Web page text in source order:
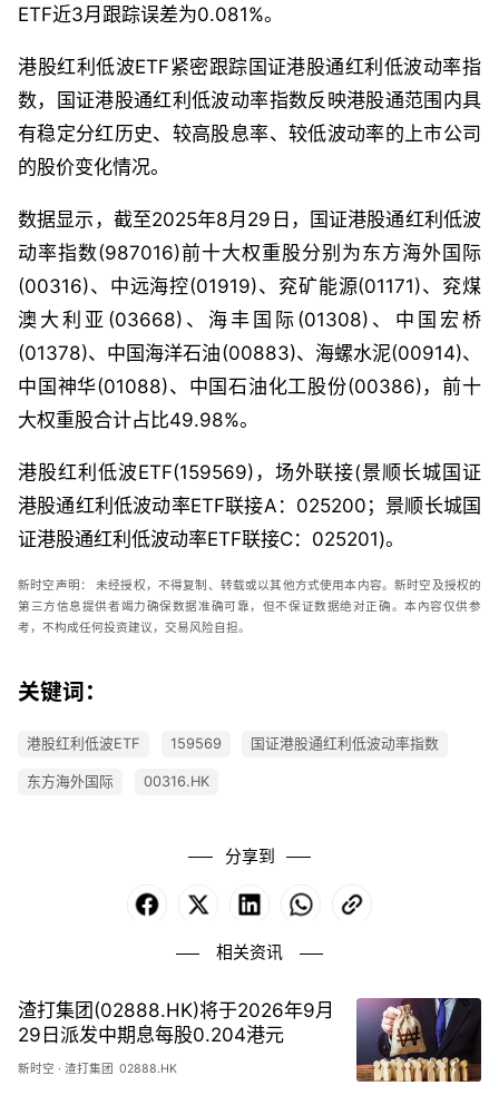
ETF近3月跟踪误差为0.081%。
港股红利低波ETF紧密跟踪国证港股通红利低波动率指
数，国证港股通红利低波动率指数反映港股通范围内具
有稳定分红历史、较高股息率、较低波动率的上市公司
的股价变化情况。
数据显示，截至2025年8月29日，国证港股通红利低波
动率指数(987016)前十大权重股分别为东方海外国际
(00316)、中远海控(01919)、兖矿能源(01171)、兖煤
澳大利亚(03668)、海丰国际(01308)、中国宏桥
(01378)、中国海洋石油(00883)、海螺水泥(00914)、
中国神华(01088)、中国石油化工股份(00386)，前十
大权重股合计占比49.98%。
港股红利低波ETF(159569)，场外联接(景顺长城国证
港股通红利低波动率ETF联接A：025200；景顺长城国
证港股通红利低波动率ETF联接C：025201)。
新时空声明：
未经授权，不得复制、转载或以其他方式使用本内容。新时空及授权的
第三方信息提供者竭力确保数据准确可靠，但不保证数据绝对正确。本內容仅供参
考，不构成任何投资建议，交易风险自担。
关键词：
港股红利低波ETF 159569 国证港股通红利低波动率指数
东方海外国际 00316.HK
分享到
Facebook LinkedIn WhatsApp
相关资讯
渣打集团(02888.HK)将于2026年9月
29日派发中期息每股0.204港元
新时空 ·渣打集团 02888.HK